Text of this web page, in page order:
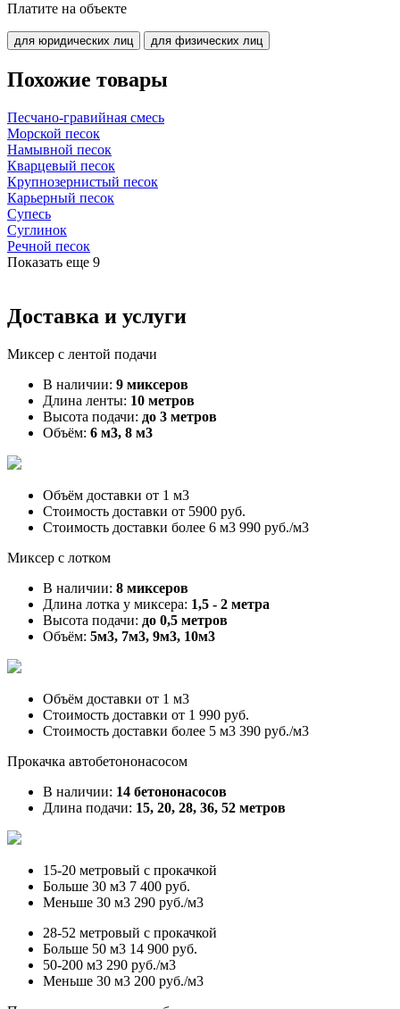
Платите на объекте
для юридических лиц для физических лиц
Похожие товары
Песчано-гравийная смесь
Морской песок
Намывной песок
Кварцевый песок
Крупнозернистый песок
Карьерный песок
Супесь
Суглинок
Речной песок
Показать еще 9
Доставка и услуги
Миксер с лентой подачи
В наличии: 9 миксеров
Длина ленты: 10 метров
Высота подачи: до 3 метров
Объём: 6 м3, 8 м3
Объём доставки от 1 м3
Стоимость доставки от 5900 руб.
Стоимость доставки более 6 м3 990 руб./м3
Миксер с лотком
В наличии: 8 миксеров
Длина лотка у миксера: 1,5 - 2 метра
Высота подачи: до 0,5 метров
Объём: 5м3, 7м3, 9м3, 10м3
Объём доставки от 1 м3
Стоимость доставки от 1 990 руб.
Стоимость доставки более 5 м3 390 руб./м3
Прокачка автобетононасосом
В наличии: 14 бетононасосов
Длина подачи: 15, 20, 28, 36, 52 метров
15-20 метровый с прокачкой
Больше 30 м3 7 400 руб.
Меньше 30 м3 290 руб./м3
28-52 метровый с прокачкой
Больше 50 м3 14 900 руб.
50-200 м3 290 руб./м3
Меньше 30 м3 200 руб./м3